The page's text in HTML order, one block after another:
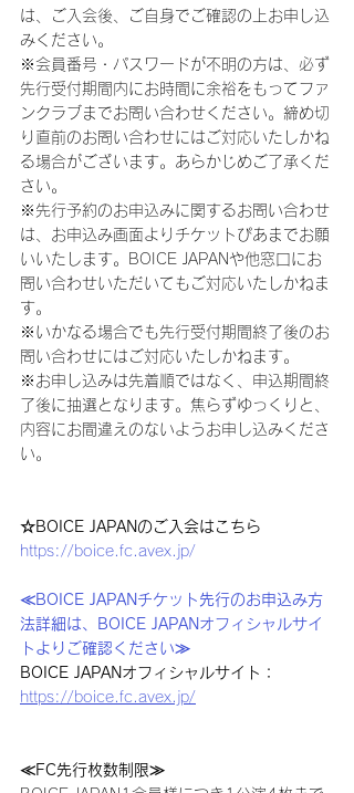
は、ご入会後、ご自身でご確認の上お申し込
みください。
※会員番号・パスワードが不明の方は、必ず
先行受付期間内にお時間に余裕をもってファ
ンクラブまでお問い合わせください。締め切
り直前のお問い合わせにはご対応いたしかね
る場合がございます。あらかじめご了承くだ
さい。
※先行予約のお申込みに関するお問い合わせ
は、お申込み画面よりチケットぴあまでお願
いいたします。BOICE JAPANや他窓口にお
問い合わせいただいてもご対応いたしかねま
す。
※いかなる場合でも先行受付期間終了後のお
問い合わせにはご対応いたしかねます。
※お申し込みは先着順ではなく、申込期間終
了後に抽選となります。焦らずゆっくりと、
内容にお間違えのないようお申し込みくださ
い。
☆BOICE JAPANのご入会はこちら
https://boice.fc.avex.jp/
≪BOICE JAPANチケット先行のお申込み方
法詳細は、BOICE JAPANオフィシャルサイ
トよりご確認ください≫
BOICE JAPANオフィシャルサイト：
https://boice.fc.avex.jp/
≪FC先行枚数制限≫